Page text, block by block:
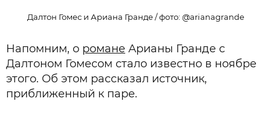
Далтон Гомес и Ариана Гранде / фото: @arianagrande
Напомним, о романе Арианы Гранде с
Далтоном Гомесом стало известно в ноябре
этого. Об этом рассказал источник,
приближенный к паре.